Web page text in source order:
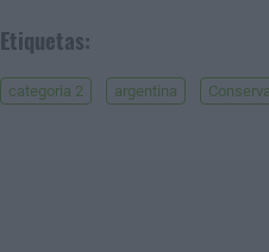
Etiquetas:
categoria 2 argentina